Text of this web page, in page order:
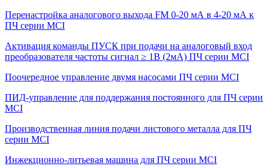
Перенастройка аналогового выхода FM 0-20 мА в 4-20 мА к
ПЧ серии MCI
Активация команды ПУСК при подачи на аналоговый вход
преобразователя частоты сигнал ≥ 1В (2мА) ПЧ серии MCI
Поочередное управление двумя насосами ПЧ серии MCI
ПИД-управление для поддержания постоянного для ПЧ серии
MCI
Производственная линия подачи листового металла для ПЧ
серии MCI
Инжекционно-литьевая машина для ПЧ серии MCI